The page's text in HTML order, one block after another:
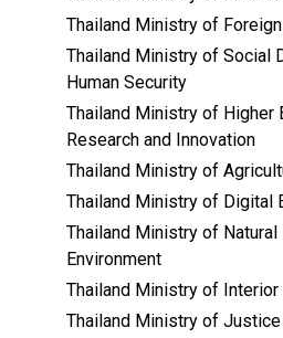
Thailand Ministry of
Thailand Ministry of Social
Human Security
Thailand Ministry of Higher
Research and Innovation
Thailand Ministry of
Thailand Ministry of Digital
Thailand Ministry of Natural
Environment
Thailand Ministry of Interior
Thailand Ministry of Justice